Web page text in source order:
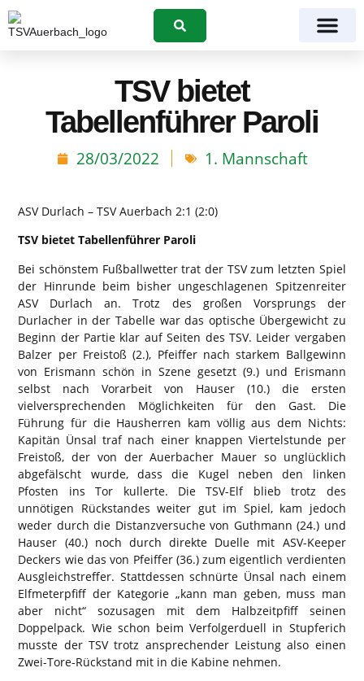
Suchen
TSV bietet
Tabellenführer Paroli
28/03/2022 1. Mannschaft
ASV Durlach – TSV Auerbach 2:1 (2:0)
TSV bietet Tabellenführer Paroli
Bei schönstem Fußballwetter trat der TSV zum letzten Spiel
der Hinrunde beim bisher ungeschlagenen Spitzenreiter
ASV Durlach an. Trotz des großen Vorsprungs der
Durlacher in der Tabelle war das optische Übergewicht zu
Beginn der Partie klar auf Seiten des TSV. Leider vergaben
Balzer per Freistoß (2.), Pfeiffer nach starkem Ballgewinn
von Erismann schön in Szene gesetzt (9.) und Erismann
selbst nach Vorarbeit von Hauser (10.) die ersten
vielversprechenden Möglichkeiten für den Gast. Die
Führung für die Hausherren kam völlig aus dem Nichts:
Kapitän Ünsal traf nach einer knappen Viertelstunde per
Freistoß, der von der Auerbacher Mauer so unglücklich
abgefälscht wurde, dass die Kugel neben den linken
Pfosten ins Tor kullerte. Die TSV-Elf blieb trotz des
unnötigen Rückstandes weiter gut im Spiel, kam jedoch
weder durch die Distanzversuche von Guthmann (24.) und
Hauser (40.) noch durch direkte Duelle mit ASV-Keeper
Deckers wie das von Pfeiffer (36.) zum eigentlich verdienten
Ausgleichstreffer. Stattdessen schnürte Ünsal nach einem
Elfmeterpfiff der Kategorie „kann man geben, muss man
aber nicht“ sozusagen mit dem Halbzeitpfiff seinen
Doppelpack. Wie schon beim Verfolgerduell in Stupferich
musste der TSV trotz ansprechender Leistung also einen
Zwei-Tore-Rückstand mit in die Kabine nehmen.